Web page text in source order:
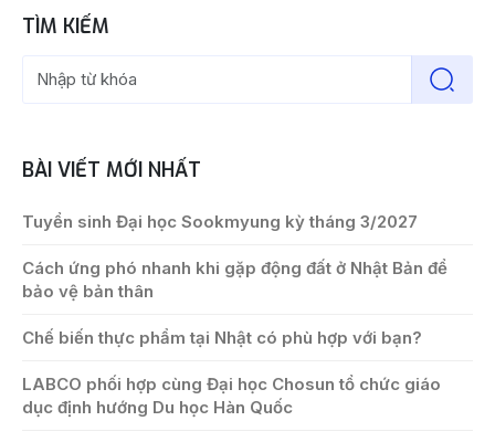
TÌM KIẾM
BÀI VIẾT MỚI NHẤT
Tuyển sinh Đại học Sookmyung kỳ tháng 3/2027
Cách ứng phó nhanh khi gặp động đất ở Nhật Bản để
bảo vệ bản thân
Chế biến thực phẩm tại Nhật có phù hợp với bạn?
LABCO phối hợp cùng Đại học Chosun tổ chức giáo
dục định hướng Du học Hàn Quốc